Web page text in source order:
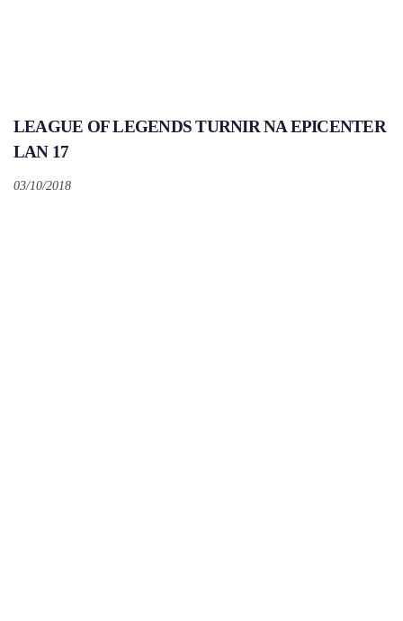
LEAGUE OF LEGENDS TURNIR NA EPICENTER
LAN 17
03/10/2018